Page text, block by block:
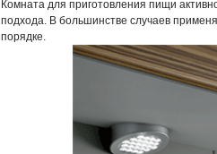
Комната для приготовления пищи
подхода. В большинстве случаев
порядке.